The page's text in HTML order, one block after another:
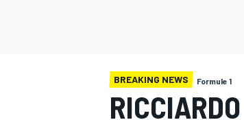
BREAKING NEWS Formule 1